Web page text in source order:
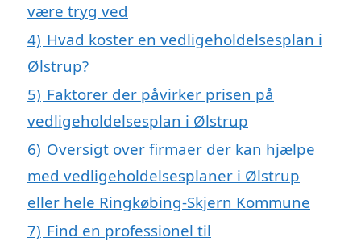
være tryg ved
4) Hvad koster en vedligeholdelsesplan i
Ølstrup?
5) Faktorer der påvirker prisen på
vedligeholdelsesplan i Ølstrup
6) Oversigt over firmaer der kan hjælpe
med vedligeholdelsesplaner i Ølstrup
eller hele Ringkøbing-Skjern Kommune
7) Find en professionel til